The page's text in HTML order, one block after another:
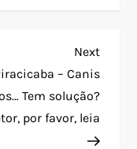
Next
Post
Next
– Canis
Tem solução?
por favor, leia